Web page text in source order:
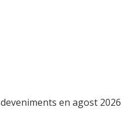
en agost 2026